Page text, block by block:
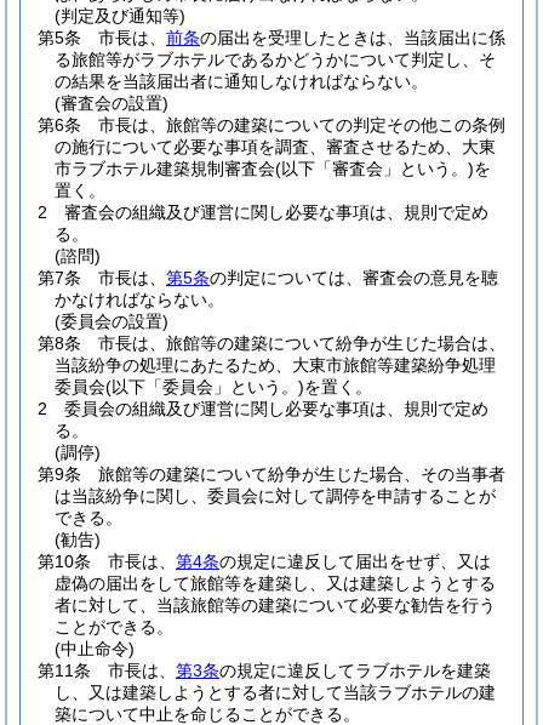
(判定及び通知等)
第5条
市長は、 前条の届出を受理したときは、当該届出に係
る旅館等がラブホテルであるかどうかについて判定し、そ
の結果を当該届出者に通知しなければならない。
(審査会の設置)
第6条
市長は、旅館等の建築についての判定その他この条例
の施行について必要な事項を調査、審査させるため、大東
市ラブホテル建築規制審査会(以下「審査会」という。)を
置く。
2
審査会の組織及び運営に関し必要な事項は、規則で定め
る。
(諮問)
第7条
市長は、 第5条の判定については、審査会の意見を聴
かなければならない。
(委員会の設置)
第8条
市長は、旅館等の建築について紛争が生じた場合は、
当該紛争の処理にあたるため、大東市旅館等建築紛争処理
委員会(以下「委員会」という。)を置く。
2
委員会の組織及び運営に関し必要な事項は、規則で定め
る。
(調停)
第9条
旅館等の建築について紛争が生じた場合、その当事者
は当該紛争に関し、委員会に対して調停を申請することが
できる。
(勧告)
第10条
市長は、 第4条の規定に違反して届出をせず、又は
虚偽の届出をして旅館等を建築し、又は建築しようとする
者に対して、当該旅館等の建築について必要な勧告を行う
ことができる。
(中止命令)
第11条
市長は、 第3条の規定に違反してラブホテルを建築
し、又は建築しようとする者に対して当該ラブホテルの建
築について中止を命じることができる。